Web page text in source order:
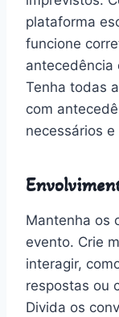
plataforma
funcione
antecedência
Tenha todas
com
necessários
Mantenha os
evento. Crie
interagir,
respostas ou
Divida os